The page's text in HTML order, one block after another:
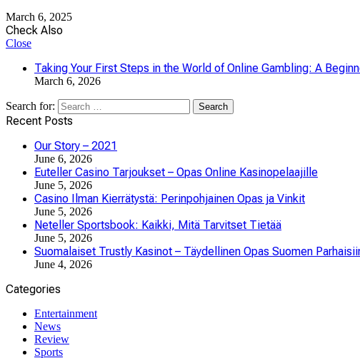
March 6, 2025
Check Also
Close
Taking Your First Steps in the World of Online Gambling: A
March 6, 2026
Search for:
Recent Posts
Our Story – 2021
June 6, 2026
Euteller Casino Tarjoukset – Opas Online Kasinopelaajille
June 5, 2026
Casino Ilman Kierrätystä: Perinpohjainen Opas ja Vinkit
June 5, 2026
Neteller Sportsbook: Kaikki, Mitä Tarvitset Tietää
June 5, 2026
Suomalaiset Trustly Kasinot – Täydellinen Opas Suomen
June 4, 2026
Categories
Entertainment
News
Review
Sports